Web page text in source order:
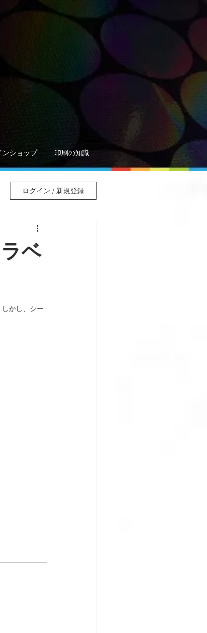
ンショップ 印刷の知識
ログイン / 新規登録
ベ
かし、シー